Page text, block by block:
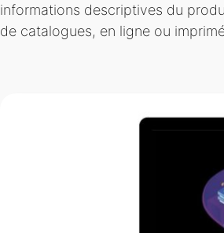
informations descriptives du
de catalogues, en ligne ou